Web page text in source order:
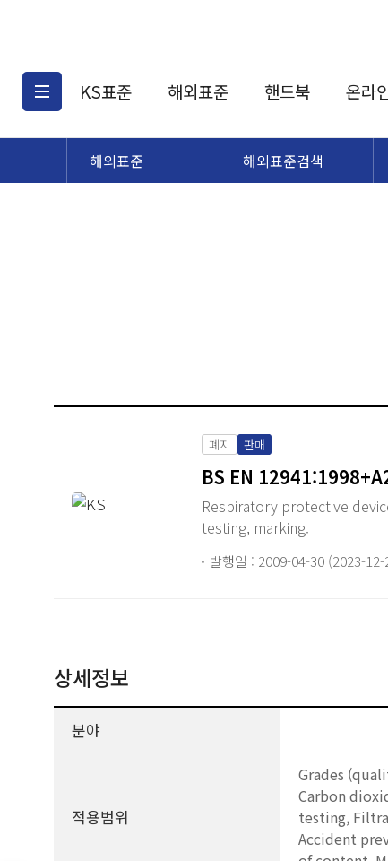
KS표준
KS표준검색
해외표준
해외표준검색
핸드북 온라
해외표준 해외표준검색
폐지 판매
BS EN
Respiratory protective
testing, marking.
발행일 : 2009-04-30 (2023-12-
상세정보
분야
적용범위
Grades
Carbon
testing,
Accident